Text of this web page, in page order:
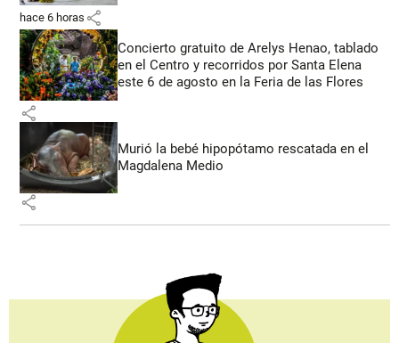
hace 6 horas share
Concierto gratuito de Arelys Henao, tablado
en el Centro y recorridos por Santa Elena
este 6 de agosto en la Feria de las Flores
share
Murió la bebé hipopótamo rescatada en el
Magdalena Medio
share